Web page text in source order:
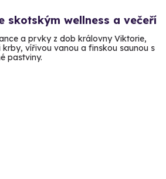
skotským wellness a večeří
a prvky z dob královny Viktorie,
vířivou vanou a finskou saunou s
pastviny.